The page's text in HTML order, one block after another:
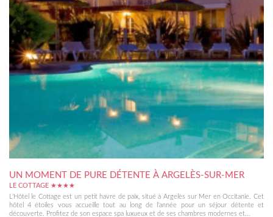
UN MOMENT DE PURE DÉTENTE À ARGELÈS-SUR-MER
LE COTTAGE ★★★★
L'Hôtel le Cottage est un petit havre de paix, situé à Argelès sur Mer en Occitanie. Cet
hôtel 4 étoiles vous accueille tout au long de l'année pour un séjour détente et
découverte. Profitez de son espace spa luxueux et de ses chambres modernes et...